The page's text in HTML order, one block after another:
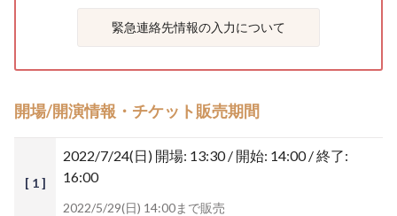
緊急連絡先情報の入力について
開場/開演情報・チケット販売期間
[ 1 ]
2022/7/24(日) 開場: 13:30 / 開始: 14:00 / 終了:
16:00
2022/5/29(日) 14:00まで販売